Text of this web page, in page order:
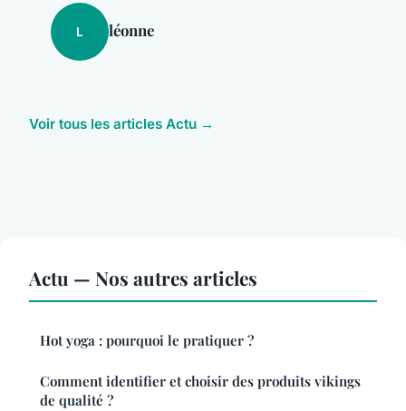
L léonne
Voir tous les articles Actu →
Actu — Nos autres articles
Hot yoga : pourquoi le pratiquer ?
Comment identifier et choisir des produits vikings
de qualité ?